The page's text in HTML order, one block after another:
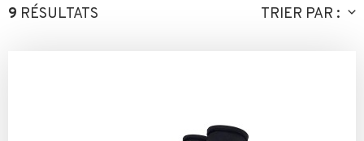
9 RÉSULTATS TRIER PAR :